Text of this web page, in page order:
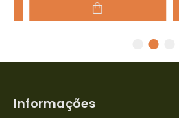
Informações